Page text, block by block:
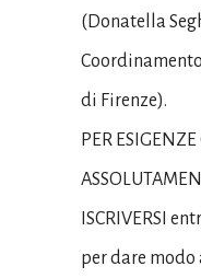
(Donatella
di Firenze).
PER
ISCRIVERSI
per dare